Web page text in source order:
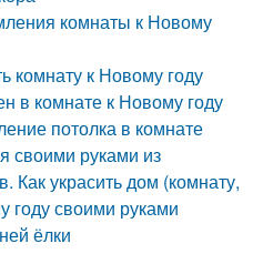
комнаты к Новому
комнату к Новому году
в комнате к Новому году
потолка в комнате
своими руками из
Как украсить дом (комнату,
году своими руками
ёлки